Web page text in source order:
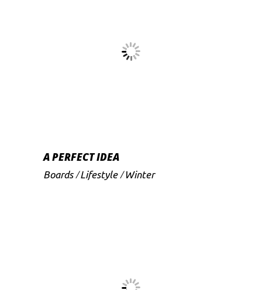
A PERFECT IDEA
Boards Lifestyle Winter